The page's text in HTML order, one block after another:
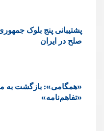
پشتيبانی پنج بلوک
صلح در ایران
«همگامی»: بازگشت به
«تفاهم‌نامه»